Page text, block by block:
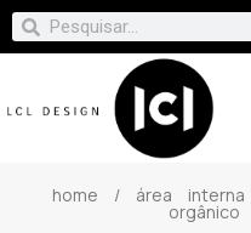
home / área interna